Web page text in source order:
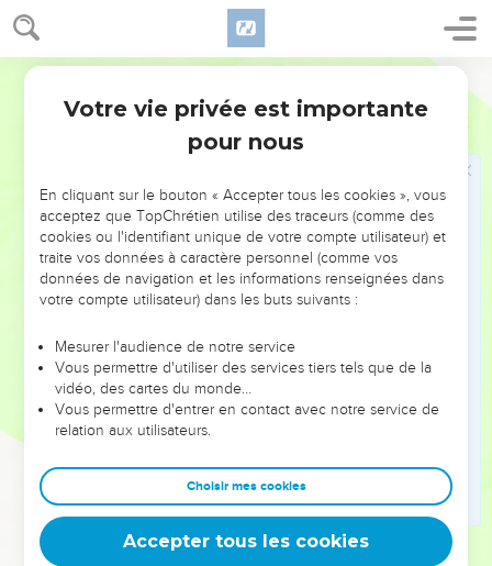
Josué 2
à la fenêtre par laquelle tu nous fais descendre et rassemble
avec toi dans la maison ton père, ta mère, tes frères et toute
ta famille.
Si l’un d'eux passe la porte de ta maison pour aller dehors,
son sang retombera sur sa tête et nous en serons innocents.
En revanche, si l’on porte la main contre l'un de ceux qui
seront avec toi dans la maison, quel qu’il soit, son sang
retombera sur notre tête.
Si par ailleurs tu divulgues ce qui nous concerne, nous
serons quittes du serment que tu nous as fait faire. »
Elle répondit : « Qu'il en soit comme vous l’avez dit. » Elle
cordon rouge à la fenêtre.
Ils partirent et arrivèrent à la montagne, où ils restèrent
trois jours, jusqu'à ce que ceux qui les poursuivaient soient
rentrés. Ceux qui les poursuivaient les cherchèrent dans
toute la région, mais sans les trouver.
Les deux hommes redescendirent de la montagne et
passèrent le Jourdain. Ils vinrent vers Josué, fils de Nun, et
lui racontèrent tout ce qui leur était arrivé.
Votre vie privée est importante
pour nous
En cliquant sur le bouton « Accepter tous les cookies », vous
acceptez que TopChrétien utilise des traceurs (comme des
cookies ou l'identifiant unique de votre compte utilisateur) et
traite vos données à caractère personnel (comme vos
données de navigation et les informations renseignées dans
votre compte utilisateur) dans les buts suivants :
Mesurer l'audience de notre service
Vous permettre d'utiliser des services tiers tels que de la
vidéo, des cartes du monde…
Vous permettre d'entrer en contact avec notre service de
relation aux utilisateurs.
Choisir mes cookies
Accepter tous les cookies